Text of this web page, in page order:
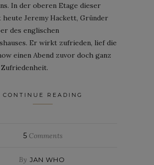
In der oberen Etage dieser
Jeremy Hackett, Gründer
des englischen
Er wirkt zufrieden, lief die
einen Abend zuvor doch ganz
CONTINUE READING
5Comments
By JAN WHO